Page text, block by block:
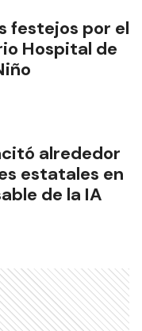
festejos por el
Hospital de
alrededor
estatales en
de la IA